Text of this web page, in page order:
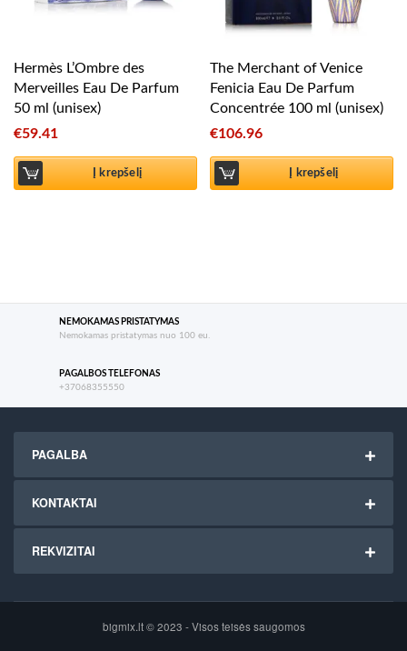
Hermès L’Ombre des
Merveilles Eau De Parfum
50 ml (unisex)
€59.41
Į krepšelį
The Merchant of Venice
Fenicia Eau De Parfum
Concentrée 100 ml (unisex)
€106.96
Į krepšelį
NEMOKAMAS PRISTATYMAS
Nemokamas pristatymas nuo 100 eu.
PAGALBOS TELEFONAS
+37068355550
PAGALBA
KONTAKTAI
REKVIZITAI
bigmix.lt © 2023 - Visos teisės saugomos